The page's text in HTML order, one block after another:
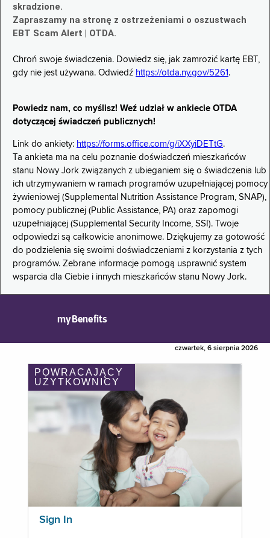
skradzione.
Zapraszamy na stronę z ostrzeżeniami o oszustwach
EBT Scam Alert | OTDA.
Chroń swoje świadczenia. Dowiedz się, jak zamrozić kartę EBT,
gdy nie jest używana. Odwiedź https://otda.ny.gov/5261 .
Powiedz nam, co myślisz! Weź udział w ankiecie OTDA
dotyczącej świadczeń publicznych!
Link do ankiety: https://forms.office.com/g/iXXyiDETtG.
Ta ankieta ma na celu poznanie doświadczeń mieszkańców
stanu Nowy Jork związanych z ubieganiem się o świadczenia lub
ich utrzymywaniem w ramach programów uzupełniającej pomocy
żywieniowej (Supplemental Nutrition Assistance Program, SNAP),
pomocy publicznej (Public Assistance, PA) oraz zapomogi
uzupełniającej (Supplemental Security Income, SSI). Twoje
odpowiedzi są całkowicie anonimowe. Dziękujemy za gotowość
do podzielenia się swoimi doświadczeniami z korzystania z tych
programów. Zebrane informacje pomogą usprawnić system
wsparcia dla Ciebie i innych mieszkańców stanu Nowy Jork.
myBenefits
czwartek, 6 sierpnia 2026
POWRACAJĄCY
UŻYTKOWNICY
Sign In